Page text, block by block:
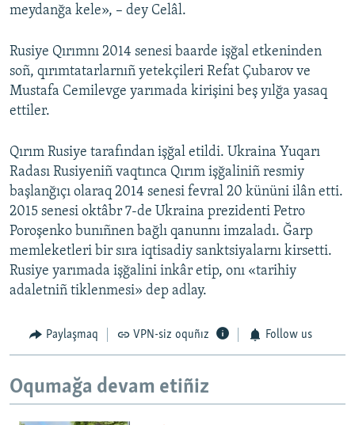
meydanğa kele», – dey Celâl.
Rusiye Qırımnı 2014 senesi baarde işğal etkeninden
soñ, qırımtatarlarnıñ yetekçileri Refat Çubarov ve
Mustafa Cemilevge yarımada kirişini beş yılğa yasaq
ettiler.
Qırım Rusiye tarafından işğal etildi. Ukraina Yuqarı
Radası Rusiyeniñ vaqtınca Qırım işğaliniñ resmiy
başlanğıçı olaraq 2014 senesi fevral 20 kününi ilân etti.
2015 senesi oktâbr 7-de Ukraina prezidenti Petro
Poroşenko bunıñnen bağlı qanunnı imzaladı. Ğarp
memleketleri bir sıra iqtisadiy sanktsiyalarnı kirsetti.
Rusiye yarımada işğalini inkâr etip, onı «tarihiy
adaletniñ tiklenmesi» dep adlay.
Paylaşmaq VPN-siz oquñız Follow us
Oqumağa devam etiñiz